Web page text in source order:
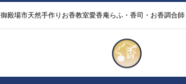
御殿場市天然手作りお香教室愛香庵らふ・香司・お香調合